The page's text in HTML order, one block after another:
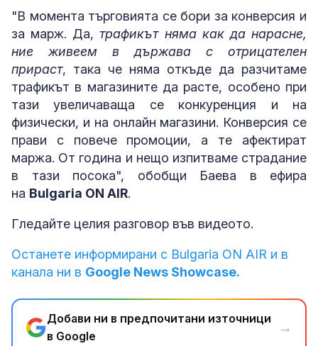
"В момента търговията се бори за конверсия и
за марж. Да,трафикът няма как да нарасне,
ние живеем в държава с отрицателен
прираст, така че няма откъде да разчитаме
трафикът в магазините да расте, особено при
тази увеличаваща се конкуренция и на
физически, и на онлайн магазини. Конверсия се
прави с повече промоции, а те афектират
маржа. От година и нещо изпитваме страдание
в тази посока", обобщи Баева в ефира
на Bulgaria ON AIR.
Гледайте целия разговор във видеото.
Останете информирани с Bulgaria ON AIR и в
канала ни в Google News Showcase.
Добави ни в предпочитани източници
в Google
→